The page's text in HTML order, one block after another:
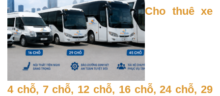
Cho thuê xe
4 chỗ, 7 chỗ, 12 chỗ, 16 chỗ, 24 chỗ, 29